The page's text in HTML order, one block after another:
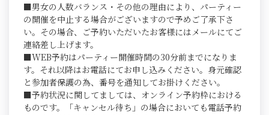
■男女の人数バランス・その他の理由により、パーティー
の開催を中止する場合がございますので予めご了承下さ
い。その場合、ご予約いただいたお客様にはメールにてご
連絡差し上げます。
■WEB予約はパーティー開催時間の30分前までになりま
す。それ以降はお電話にてお申し込みください。身元確認
と参加者保護の為、番号を通知してお掛けください。
■予約状況に関してましては、オンライン予約枠における
ものです。「キャンセル待ち」の場合においても電話予約